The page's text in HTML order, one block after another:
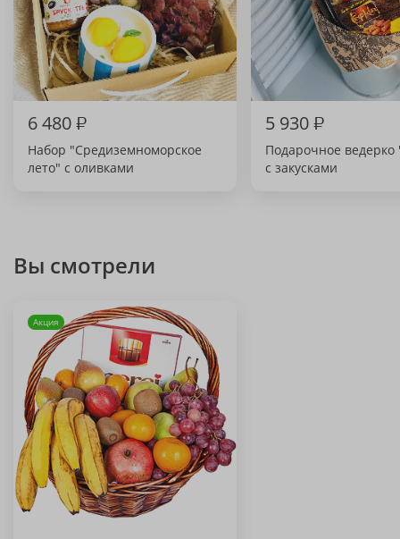
6 480₽
Набор "Средиземноморское
лето" с оливками
5 930₽
Подарочное ведерко
с закусками
Вы смотрели
Акция